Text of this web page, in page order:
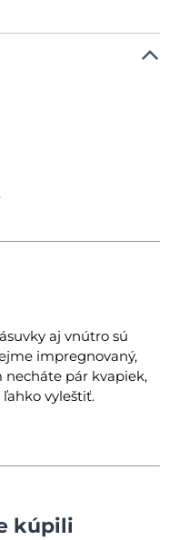
aj vnútro sú
impregnovaný,
pár kvapiek,
ľahko vyleštiť.
kúpili